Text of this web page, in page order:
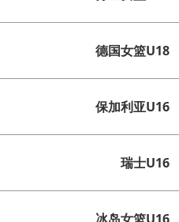
德国女篮U18
保加利亚U16
瑞士U16
冰岛女篮U16